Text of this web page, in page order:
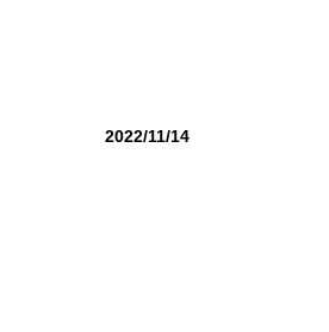
2022/11/14